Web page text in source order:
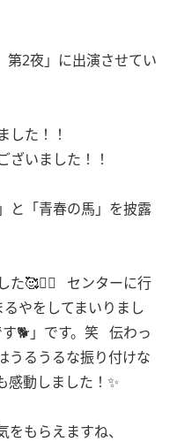
2夜」に出演させてい
した！！
ざいました！！
と「青春の馬」を披露
た🥰🙇‍♀️
センターに行
やをしてまいりまし
🐕」です。笑 伝わっ
うるうるな振り付けな
感動しました！✨
もらえますね、